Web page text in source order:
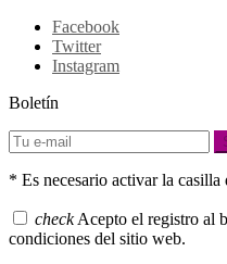
Facebook
Twitter
Instagram
Boletín
* Es necesario activar la casilla
check Acepto el registro al
condiciones del sitio web.